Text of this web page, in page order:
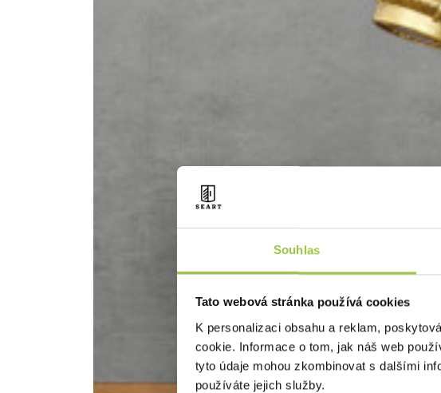
Souhlas
Tato webová stránka používá cookies
K personalizaci obsahu a reklam,
cookie. Informace o tom, jak náš web
tyto údaje mohou zkombinovat s dalšími
používáte jejich služby.